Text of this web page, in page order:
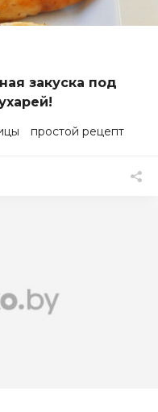
закуска под
простой рецепт